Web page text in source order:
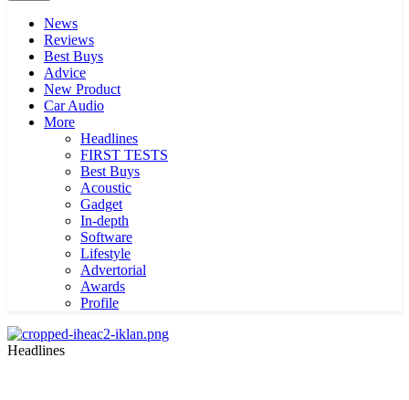
News
Reviews
Best Buys
Advice
New Product
Car Audio
More
Headlines
FIRST TESTS
Best Buys
Acoustic
Gadget
In-depth
Software
Lifestyle
Advertorial
Awards
Profile
Headlines